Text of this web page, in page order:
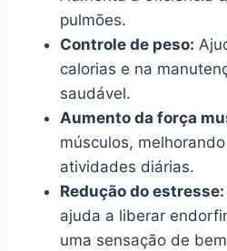
pulmões.
Controle de peso:
calorias e na
saudável.
Aumento da força
músculos,
atividades diárias.
Redução do estresse:
ajuda a liberar
uma sensação de